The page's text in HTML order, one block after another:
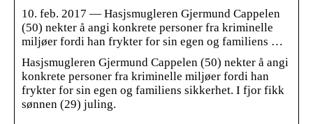
10. feb. 2017 — Hasjsmugleren Gjermund Cappelen
(50) nekter å angi konkrete personer fra kriminelle
miljøer fordi han frykter for sin egen og familiens …
Hasjsmugleren Gjermund Cappelen (50) nekter å angi
konkrete personer fra kriminelle miljøer fordi han
frykter for sin egen og familiens sikkerhet. I fjor fikk
sønnen (29) juling.